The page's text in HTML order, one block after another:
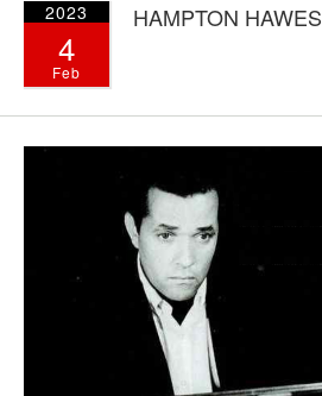
2023
4
Feb
HAMPTON HAWES